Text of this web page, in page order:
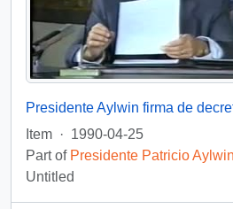
Item · 1990-04-25
Part of Presidente Patricio
Untitled